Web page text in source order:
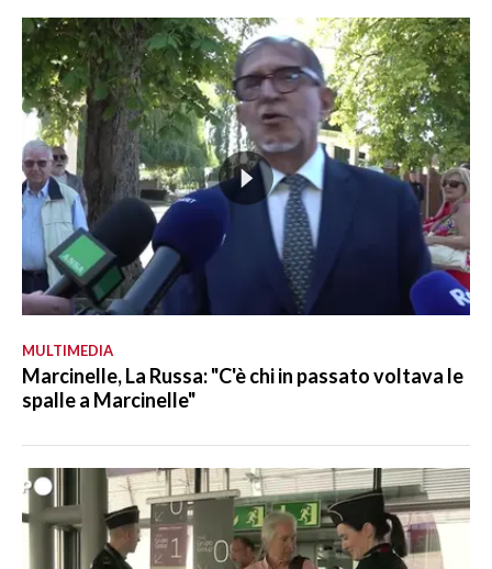
MULTIMEDIA
Marcinelle, La Russa: "C'è chi in passato voltava le
spalle a Marcinelle"